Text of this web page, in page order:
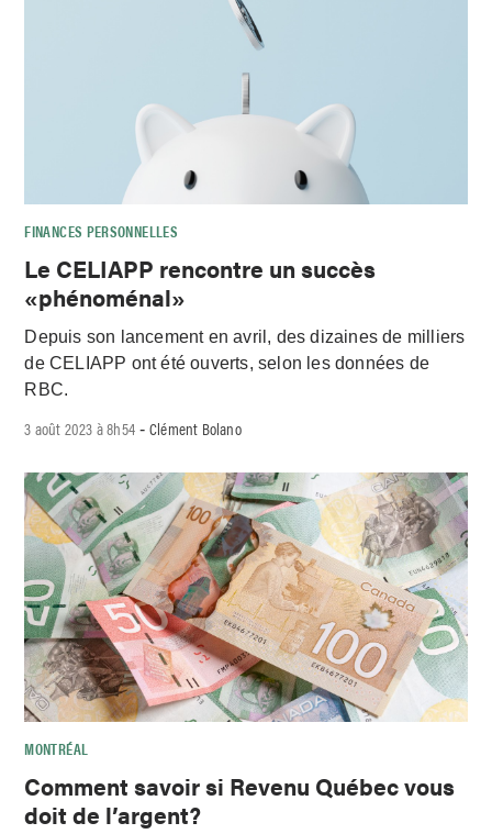
FINANCES PERSONNELLES
Le CELIAPP rencontre un succès
«phénoménal»
Depuis son lancement en avril, des dizaines de milliers
de CELIAPP ont été ouverts, selon les données de
RBC.
3 août 2023 à 8h54 -Clément Bolano
MONTRÉAL
Comment savoir si Revenu Québec vous
doit de l’argent?